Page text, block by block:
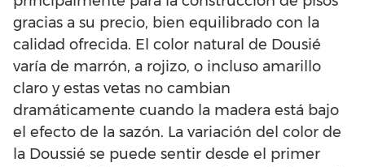
gracias a su precio, bien equilibrado con la
calidad ofrecida. El color natural de Dousié
varía de marrón, a rojizo, o incluso amarillo
claro y estas vetas no cambian
dramáticamente cuando la madera está bajo
el efecto de la sazón. La variación del color de
la Doussié se puede sentir desde el primer